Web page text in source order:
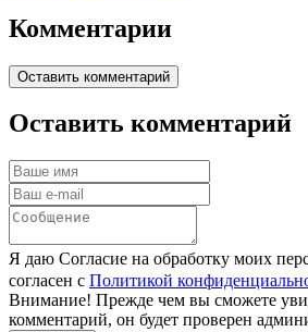
Комментарии
Оставить комментарий
Оставить комментарий
Я даю Согласие на обработку моих
согласен с Политикой
Внимание! Прежде чем вы сможете
комментарий, он будет проверен